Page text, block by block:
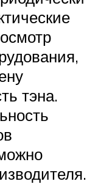
тэна.